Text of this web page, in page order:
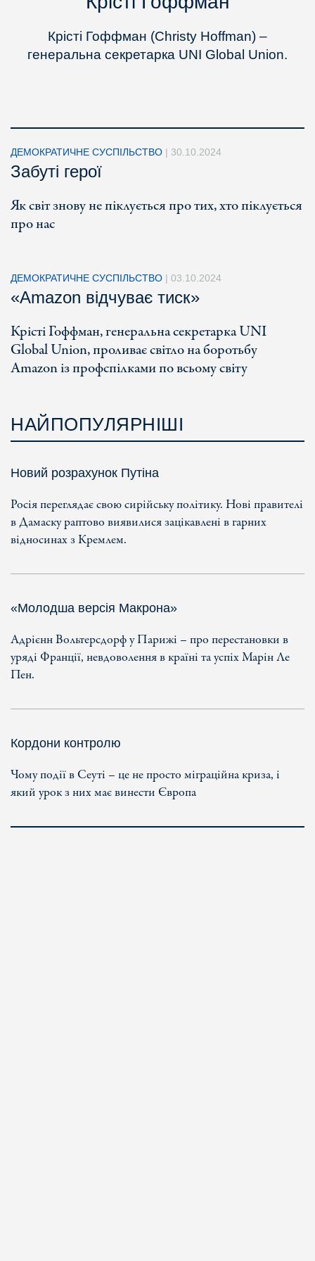
Крісті Гоффман (Christy Hoffman) –
генеральна секретарка UNI Global Union.
ДЕМОКРАТИЧНЕ СУСПІЛЬСТВО | 30.10.2024
Забуті герої
Як світ знову не піклується про тих, хто піклується
про нас
ДЕМОКРАТИЧНЕ СУСПІЛЬСТВО | 03.10.2024
«Amazon відчуває тиск»
Крісті Гоффман, генеральна секретарка UNI
Global Union, проливає світло на боротьбу
Amazon із профспілками по всьому світу
НАЙПОПУЛЯРНІШІ
Новий розрахунок Путіна
Росія переглядає свою сирійську політику. Нові правителі
в Дамаску раптово виявилися зацікавлені в гарних
відносинах з Кремлем.
«Молодша версія Макрона»
Адрієнн Вольтерсдорф у Парижі – про перестановки в
уряді Франції, невдоволення в країні та успіх Марін Ле
Пен.
Кордони контролю
Чому події в Сеуті – це не просто міграційна криза, і
який урок з них має винести Європа